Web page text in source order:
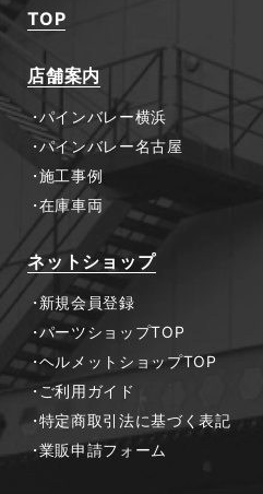
TOP
店舗案内
パインバレー横浜
パインバレー名古屋
施工事例
在庫車両
ネットショップ
新規会員登録
パーツショップTOP
ヘルメットショップTOP
ご利用ガイド
特定商取引法に基づく表記
業販申請フォーム